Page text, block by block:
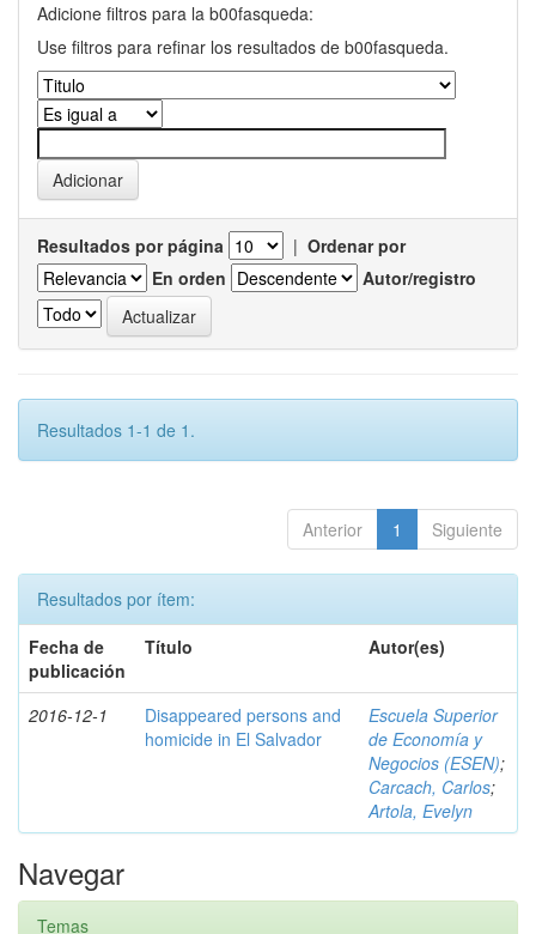
Adicione filtros para la b00fasqueda:
Use filtros para refinar los resultados de b00fasqueda.
Resultados por página | Ordenar por
En orden
Autor/registro
Resultados 1-1 de 1.
Anterior 1 Siguiente
Resultados por ítem:
Fecha de
publicación
Título Autor(es)
2016-12-1
Disappeared persons and
homicide in El Salvador
Escuela Superior
de Economía y
Negocios (ESEN);
Carcach, Carlos;
Artola, Evelyn
Navegar
Temas